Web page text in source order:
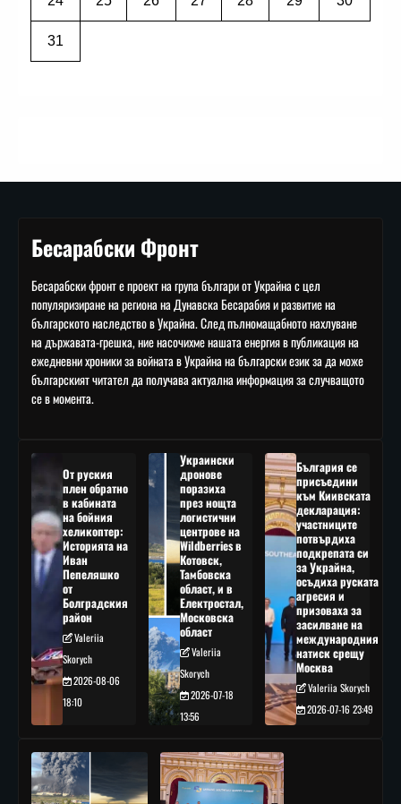
31
Бесарабски Фронт
Бесарабски фронт е проект на група българи от Украйна с цел
популяризиране на региона на Дунавска Бесарабия и развитие на
българското наследство в Украйна. След пълномащабното нахлуване
на държавата-грешка, ние насочихме нашата енергия в публикация на
ежедневни хроники за войната в Украйна на български език за да може
българският читател да получава актуална информация за случващото
се в момента.
От руския
плен обратно
в кабината
на бойния
хеликоптер:
Историята на
Иван
Пепеляшко
от
Болградския
район
Valeriia
Skorych
2026-08-06
18:10
Украински
дронове
поразиха
през нощта
логистични
центрове на
Wildberries в
Котовск,
Тамбовска
област, и в
Електростал,
Московска
област
Valeriia
Skorych
2026-07-18
13:56
България се
присъедини
към Киивската
декларация:
участниците
потвърдиха
подкрепата си
за Украйна,
осъдиха руската
агресия и
призоваха за
засилване на
международния
натиск срещу
Москва
Valeriia Skorych
2026-07-16 23:49